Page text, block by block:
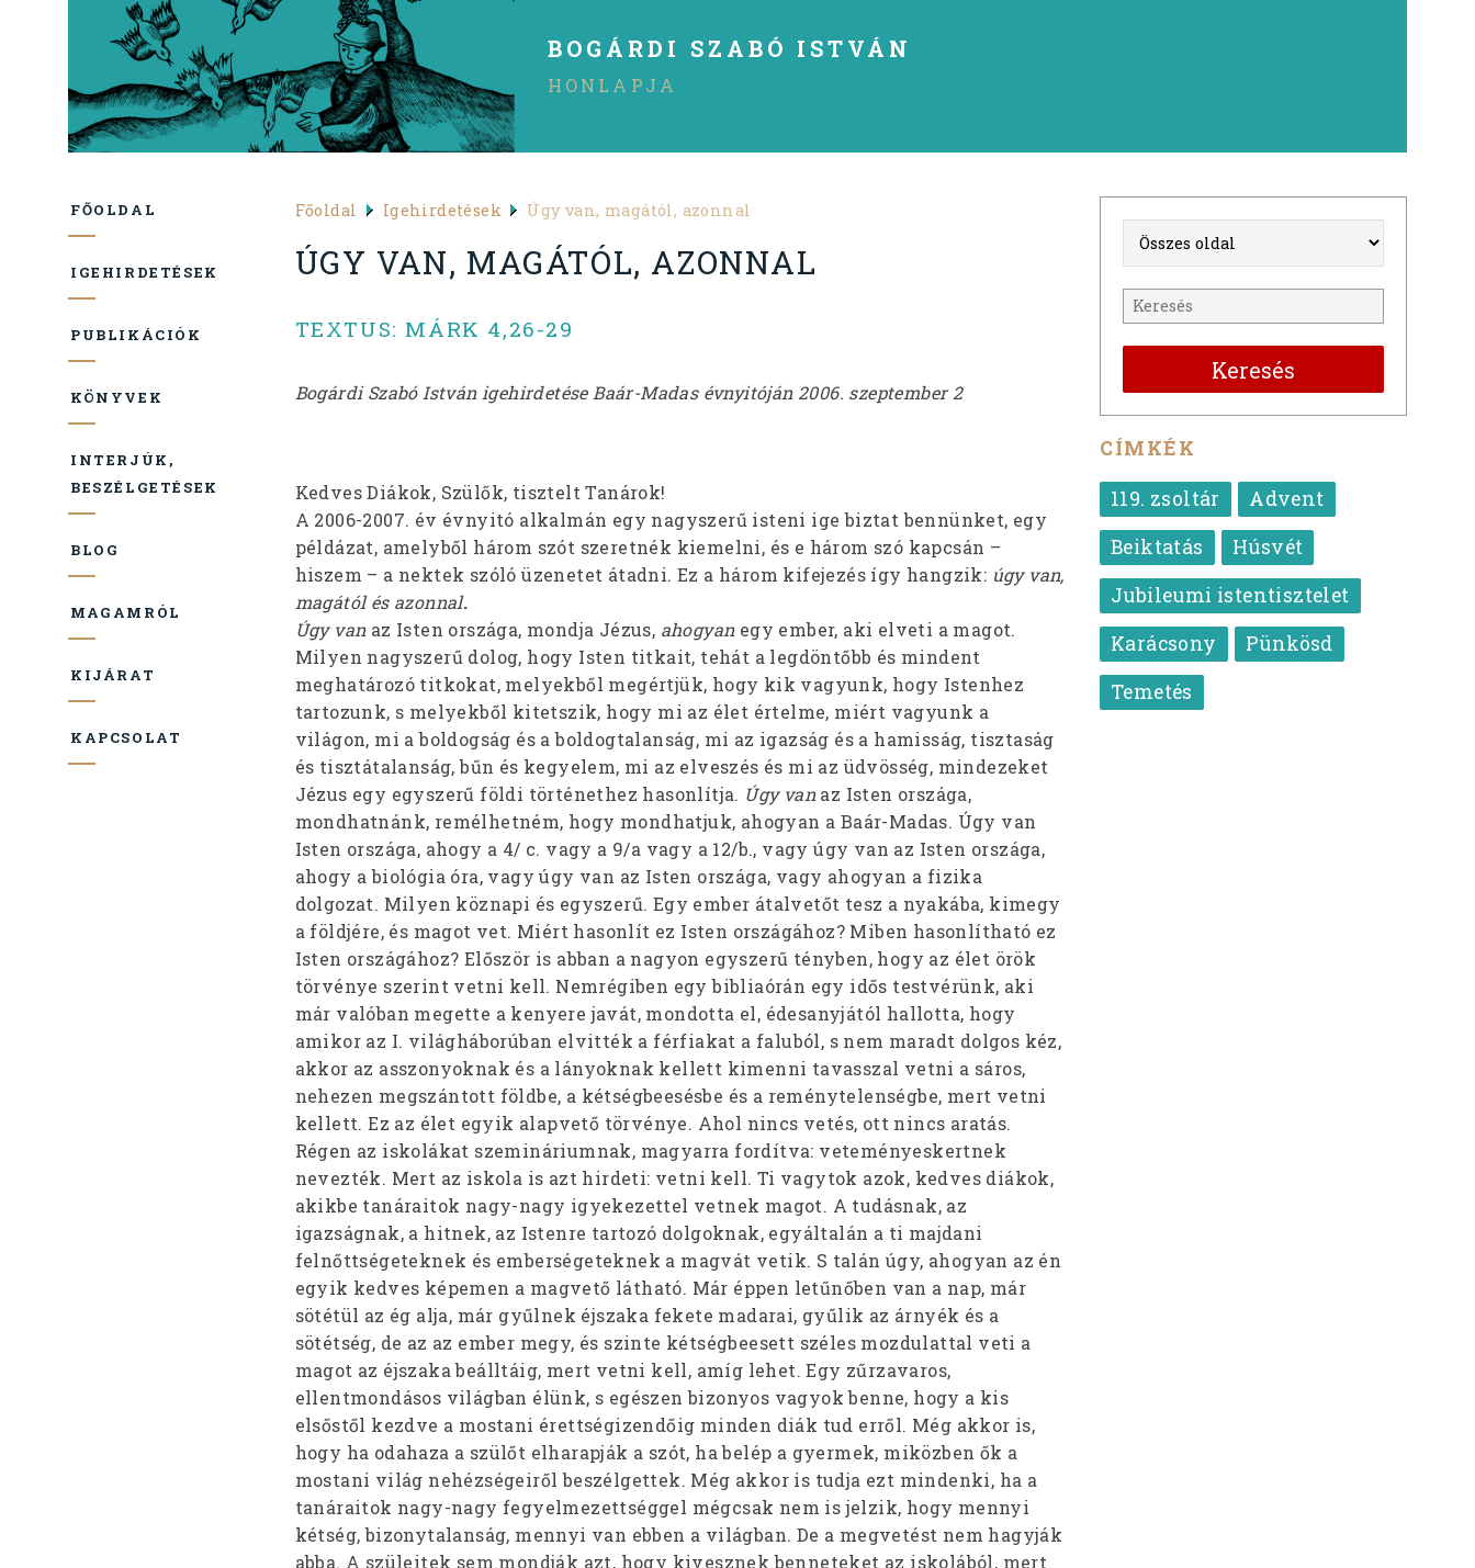
BOGÁRDI SZABÓ ISTVÁN
HONLAPJA
FŐOLDAL
IGEHIRDETÉSEK
PUBLIKÁCIÓK
KÖNYVEK
INTERJÚK,
BESZÉLGETÉSEK
BLOG
MAGAMRÓL
KIJÁRAT
KAPCSOLAT
Főoldal Igehirdetések Úgy van, magától, azonnal
ÚGY VAN, MAGÁTÓL, AZONNAL
TEXTUS: MÁRK 4,26-29
Bogárdi Szabó István igehirdetése Baár-Madas évnyitóján 2006. szeptember 2
Kedves Diákok, Szülők, tisztelt Tanárok!
A 2006-2007. év évnyitó alkalmán egy nagyszerű isteni ige biztat bennünket, egy
példázat, amelyből három szót szeretnék kiemelni, és e három szó kapcsán –
hiszem – a nektek szóló üzenetet átadni. Ez a három kifejezés így hangzik: úgy van,
magától és azonnal.
Úgy vanaz Isten országa, mondja Jézus, ahogyanegy ember, aki elveti a magot.
Milyen nagyszerű dolog, hogy Isten titkait, tehát a legdöntőbb és mindent
meghatározó titkokat, melyekből megértjük, hogy kik vagyunk, hogy Istenhez
tartozunk, s melyekből kitetszik, hogy mi az élet értelme, miért vagyunk a
világon, mi a boldogság és a boldogtalanság, mi az igazság és a hamisság, tisztaság
és tisztátalanság, bűn és kegyelem, mi az elveszés és mi az üdvösség, mindezeket
Jézus egy egyszerű földi történethez hasonlítja. Úgy vanaz Isten országa,
mondhatnánk, remélhetném, hogy mondhatjuk, ahogyan a Baár-Madas. Úgy van
Isten országa, ahogy a 4/ c. vagy a 9/a vagy a 12/b., vagy úgy van az Isten országa,
ahogy a biológia óra, vagy úgy van az Isten országa, vagy ahogyan a fizika
dolgozat. Milyen köznapi és egyszerű. Egy ember átalvetőt tesz a nyakába, kimegy
a földjére, és magot vet. Miért hasonlít ez Isten országához? Miben hasonlítható ez
Isten országához? Először is abban a nagyon egyszerű tényben, hogy az élet örök
törvénye szerint vetni kell. Nemrégiben egy bibliaórán egy idős testvérünk, aki
már valóban megette a kenyere javát, mondotta el, édesanyjától hallotta, hogy
amikor az I. világháborúban elvitték a férfiakat a faluból, s nem maradt dolgos kéz,
akkor az asszonyoknak és a lányoknak kellett kimenni tavasszal vetni a sáros,
nehezen megszántott földbe, a kétségbeesésbe és a reménytelenségbe, mert vetni
kellett. Ez az élet egyik alapvető törvénye. Ahol nincs vetés, ott nincs aratás.
Régen az iskolákat szemináriumnak, magyarra fordítva: veteményeskertnek
nevezték. Mert az iskola is azt hirdeti: vetni kell. Ti vagytok azok, kedves diákok,
akikbe tanáraitok nagy-nagy igyekezettel vetnek magot. A tudásnak, az
igazságnak, a hitnek, az Istenre tartozó dolgoknak, egyáltalán a ti majdani
felnőttségeteknek és emberségeteknek a magvát vetik. S talán úgy, ahogyan az én
egyik kedves képemen a magvető látható. Már éppen letűnőben van a nap, már
sötétül az ég alja, már gyűlnek éjszaka fekete madarai, gyűlik az árnyék és a
sötétség, de az az ember megy, és szinte kétségbeesett széles mozdulattal veti a
magot az éjszaka beálltáig, mert vetni kell, amíg lehet. Egy zűrzavaros,
ellentmondásos világban élünk, s egészen bizonyos vagyok benne, hogy a kis
elsőstől kezdve a mostani érettségizendőig minden diák tud erről. Még akkor is,
hogy ha odahaza a szülőt elharapják a szót, ha belép a gyermek, miközben ők a
mostani világ nehézségeiről beszélgettek. Még akkor is tudja ezt mindenki, ha a
tanáraitok nagy-nagy fegyelmezettséggel mégcsak nem is jelzik, hogy mennyi
kétség, bizonytalanság, mennyi van ebben a világban. De a megvetést nem hagyják
abba. A szüleitek sem mondják azt, hogy kivesznek benneteket az iskolából, mert
Keresés
CÍMKÉK
119. zsoltár
Advent
Beiktatás
Húsvét
Jubileumi istentisztelet
Karácsony
Pünkösd
Temetés